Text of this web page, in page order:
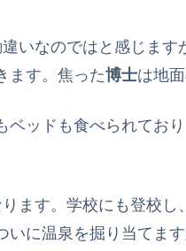
いなのではと感じます
ます。焦った博士は地
ッドも食べられてお
ます。学校にも登校し、
いに温泉を掘り当てま